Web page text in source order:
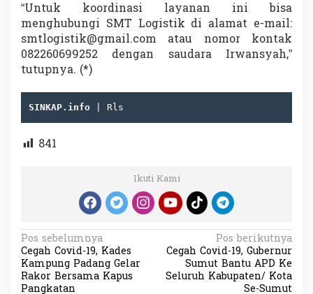
“Untuk koordinasi layanan ini bisa
menghubungi SMT Logistik di alamat e-mail:
smtlogistik@gmail.com atau nomor kontak
082260699252 dengan saudara Irwansyah,”
tutupnya. (*)
SINKAP.info | Rls
841
Ikuti Kami
N
a
v
Pos sebelumnya
Cegah Covid-19, Kades
Kampung Padang Gelar
Rakor Bersama Kapus
Pangkatan
Pos berikutnya
Cegah Covid-19, Gubernur
Sumut Bantu APD Ke
Seluruh Kabupaten/ Kota
Se-Sumut